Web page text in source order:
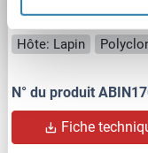
CYP11B2
Hôte: Lapin
N° du produit
Fiche